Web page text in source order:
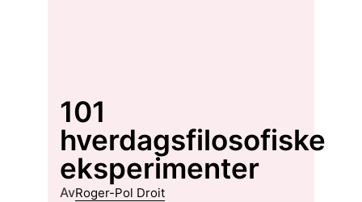
101
hverdagsfilosofiske
eksperimenter
AvRoger-Pol Droit